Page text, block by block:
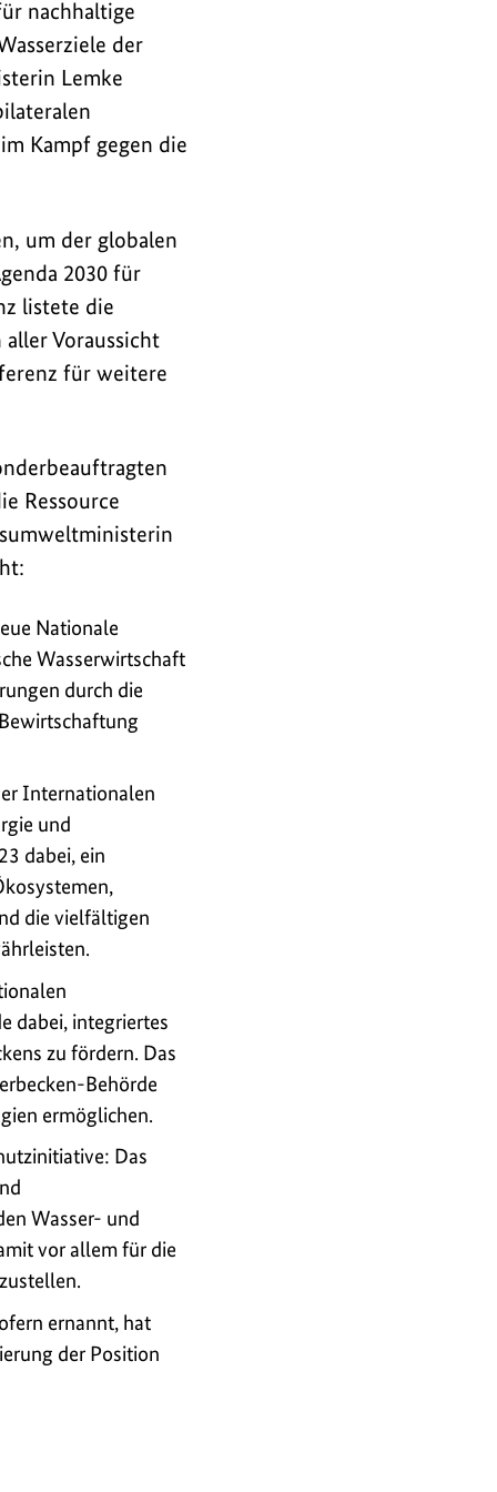
nachhaltige
der
Lemke
Kampf gegen die
um der globalen
2030 für
listete die
Voraussicht
für weitere
Ressource
Nationale
Wasserwirtschaft
durch die
Internationalen
und
dabei, ein
die vielfältigen
dabei, integriertes
zu fördern. Das
Behörde
ermöglichen.
Das
Wasser- und
vor allem für die
ernannt, hat
der Position